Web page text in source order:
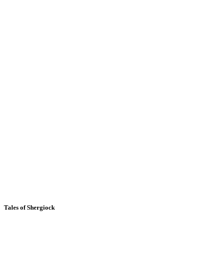
Tales of Shergiock